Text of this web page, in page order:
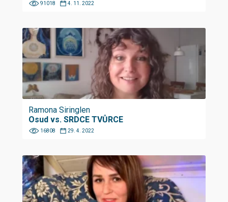
91018 4. 11. 2022
Ramona Siringlen
Osud vs. SRDCE TVŮRCE
16808 29. 4. 2022